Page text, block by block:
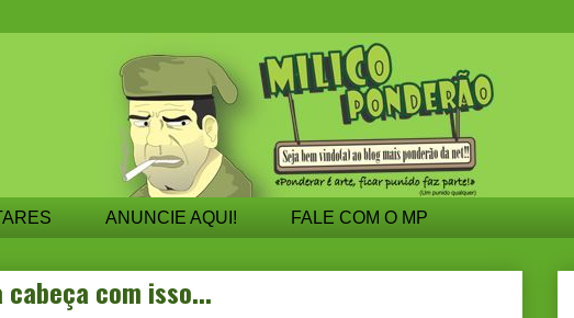
ANUNCIE AQUI! FALE COM O MP
com isso...